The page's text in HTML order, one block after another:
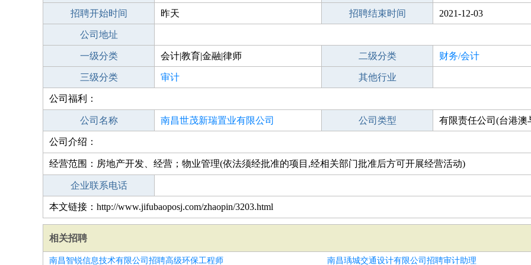
招聘开始时间 昨天 招聘结束时间 2021-12-03
公司地址
一级分类 会计|教育|金融|律师 二级分类 财务/会计
三级分类 审计 其他行业
公司福利：
公司名称 南昌世茂新瑞置业有限公司 公司类型 有限责任公司(台港澳
公司介绍：
经营范围：房地产开发、经营；物业管理(依法须经批准的项目,经相关部门批准后方可开展经营活动)
企业联系电话
本文链接：http://www.jifubaoposj.com/zhaopin/3203.html
相关招聘
南昌智锐信息技术有限公司招聘高级环保工程师 南昌瑀城交通设计有限公司招聘审计助理